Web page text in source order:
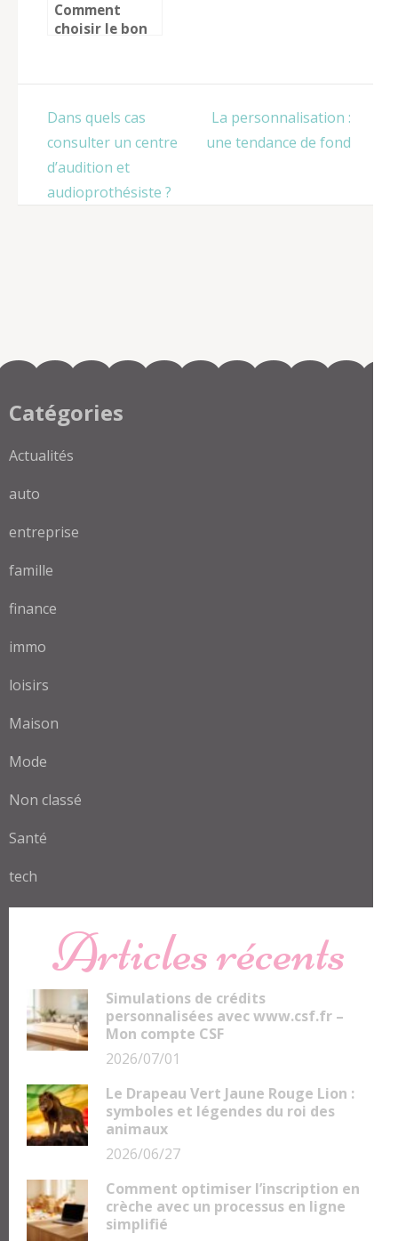
Comment
choisir le bon
Navigation
de
l’article
Dans quels cas
consulter un centre
d’audition et
audioprothésiste ?
La personnalisation :
une tendance de fond
Catégories
Actualités
auto
entreprise
famille
finance
immo
loisirs
Maison
Mode
Non classé
Santé
tech
Articles récents
Simulations de crédits
personnalisées avec www.csf.fr –
Mon compte CSF
2026/07/01
Le Drapeau Vert Jaune Rouge Lion :
symboles et légendes du roi des
animaux
2026/06/27
Comment optimiser l’inscription en
crèche avec un processus en ligne
simplifié